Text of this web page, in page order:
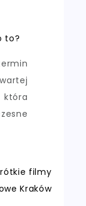
to?
filmy
Kraków